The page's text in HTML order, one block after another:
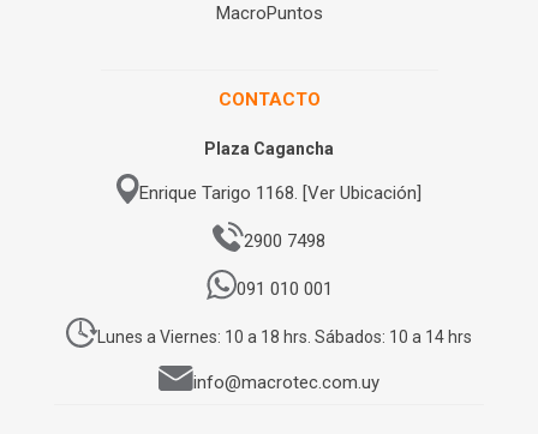
MacroPuntos
CONTACTO
Plaza Cagancha
Enrique Tarigo 1168. [Ver Ubicación]
2900 7498
091 010 001
Lunes a Viernes: 10 a 18 hrs. Sábados: 10 a 14 hrs
info@macrotec.com.uy